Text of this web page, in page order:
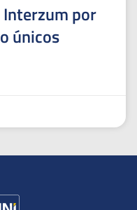
Interzum por
únicos